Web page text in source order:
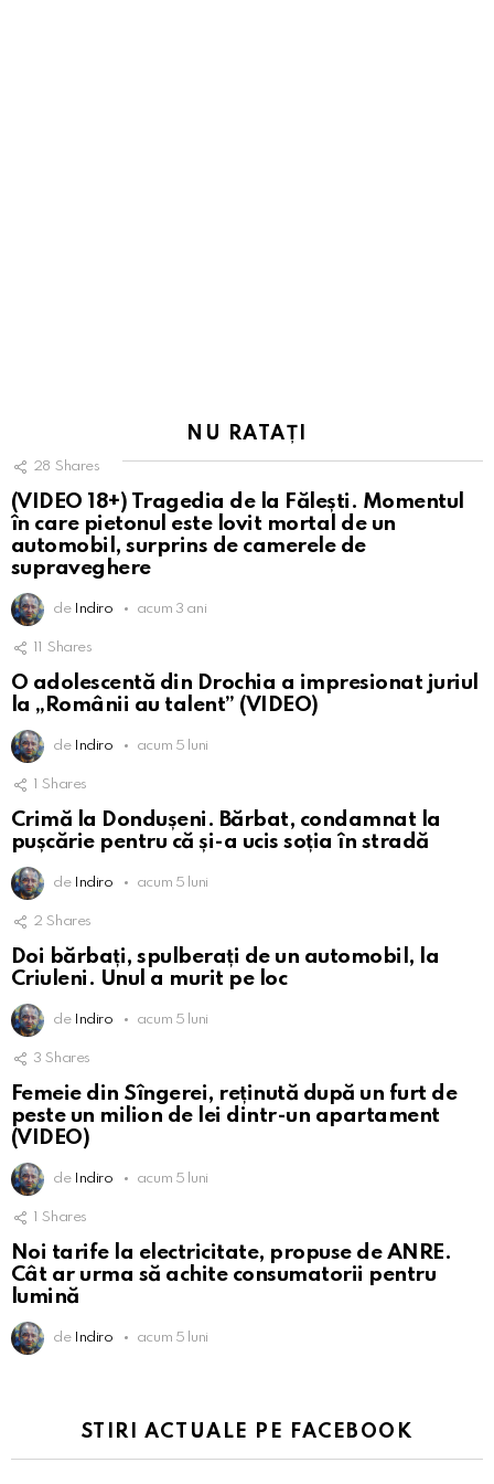
NU RATAȚI
28 Shares
(VIDEO 18+) Tragedia de la Fălești. Momentul
în care pietonul este lovit mortal de un
automobil, surprins de camerele de
supraveghere
de Indiro acum 3 ani
11 Shares
O adolescentă din Drochia a impresionat juriul
la „Românii au talent” (VIDEO)
de Indiro acum 5 luni
1 Shares
Crimă la Dondușeni. Bărbat, condamnat la
pușcărie pentru că și-a ucis soția în stradă
de Indiro acum 5 luni
2 Shares
Doi bărbați, spulberați de un automobil, la
Criuleni. Unul a murit pe loc
de Indiro acum 5 luni
3 Shares
Femeie din Sîngerei, reținută după un furt de
peste un milion de lei dintr-un apartament
(VIDEO)
de Indiro acum 5 luni
1 Shares
Noi tarife la electricitate, propuse de ANRE.
Cât ar urma să achite consumatorii pentru
lumină
de Indiro acum 5 luni
STIRI ACTUALE PE FACEBOOK